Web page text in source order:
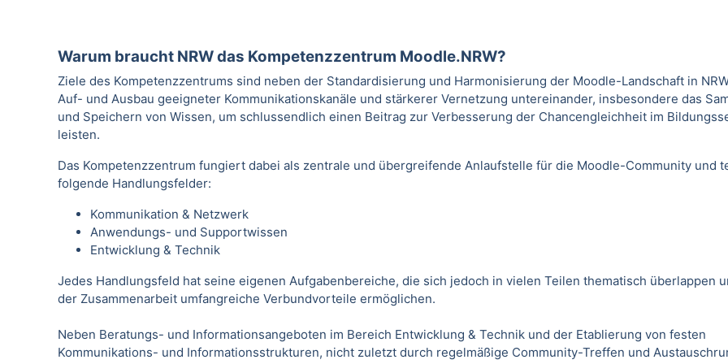
Warum braucht NRW das Kompetenzzentrum Moodle.NRW?
Ziele des Kompetenzzentrums sind neben der Standardisierung und Harmonisierung der Moodle-Landschaft in
Auf- und Ausbau geeigneter Kommunikationskanäle und stärkerer Vernetzung untereinander, insbesondere das
und Speichern von Wissen, um schlussendlich einen Beitrag zur Verbesserung der Chancengleichheit im
leisten.
Das Kompetenzzentrum fungiert dabei als zentrale und übergreifende Anlaufstelle für die Moodle-Community und
folgende Handlungsfelder:
Kommunikation & Netzwerk
Anwendungs- und Supportwissen
Entwicklung & Technik
Jedes Handlungsfeld hat seine eigenen Aufgabenbereiche, die sich jedoch in vielen Teilen thematisch überlappen
der Zusammenarbeit umfangreiche Verbundvorteile ermöglichen.
Neben Beratungs- und Informationsangeboten im Bereich Entwicklung & Technik und der Etablierung von festen
Kommunikations- und Informationsstrukturen, nicht zuletzt durch regelmäßige Community-Treffen und